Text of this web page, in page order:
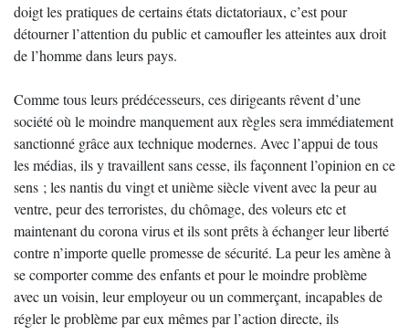
doigt les pratiques de certains états dictatoriaux, c’est pour
détourner l’attention du public et camoufler les atteintes aux droit
de l’homme dans leurs pays.
Comme tous leurs prédécesseurs, ces dirigeants rêvent d’une
société où le moindre manquement aux règles sera immédiatement
sanctionné grâce aux technique modernes. Avec l’appui de tous
les médias, ils y travaillent sans cesse, ils façonnent l’opinion en ce
sens ; les nantis du vingt et unième siècle vivent avec la peur au
ventre, peur des terroristes, du chômage, des voleurs etc et
maintenant du corona virus et ils sont prêts à échanger leur liberté
contre n’importe quelle promesse de sécurité. La peur les amène à
se comporter comme des enfants et pour le moindre problème
avec un voisin, leur employeur ou un commerçant, incapables de
régler le problème par eux mêmes par l’action directe, ils